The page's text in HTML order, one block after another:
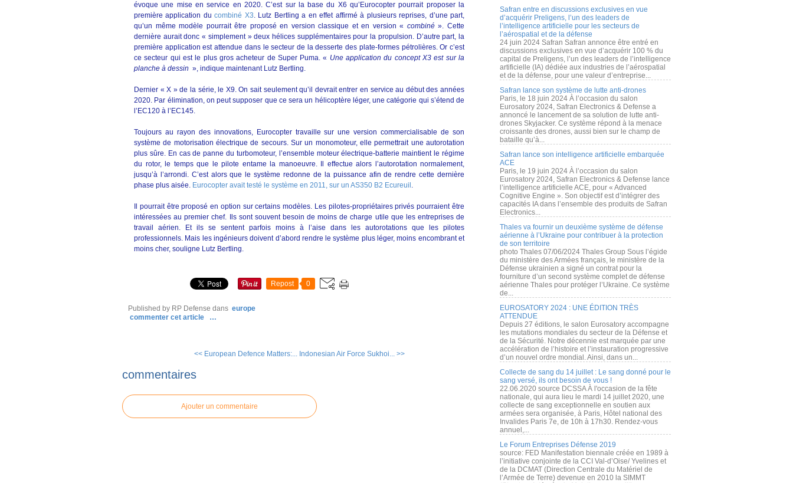
évoque une mise en service en 2020. C’est sur la base du X6 qu’Eurocopter pourrait proposer la
première application ducombiné X3. Lutz Bertling a en effet affirmé à plusieurs reprises, d’une part,
qu’un même modèle pourrait être proposé en version classique et en version « combiné». Cette
dernière aurait donc « simplement » deux hélices supplémentaires pour la propulsion. D’autre part, la
première application est attendue dans le secteur de la desserte des plate-formes pétrolières. Or c’est
ce secteur qui est le plus gros acheteur de Super Puma. « Une application du concept X3 est sur la
planche à dessin », indique maintenant Lutz Bertling.
Dernier « X » de la série, le X9. On sait seulement qu’il devrait entrer en service au début des années
2020. Par élimination, on peut supposer que ce sera un hélicoptère léger, une catégorie qui s’étend de
l’EC120 à l’EC145.
Toujours au rayon des innovations, Eurocopter travaille sur une version commercialisable de son
système de motorisation électrique de secours. Sur un monomoteur, elle permettrait une autorotation
plus sûre. En cas de panne du turbomoteur, l’ensemble moteur électrique-batterie maintient le régime
du rotor, le temps que le pilote entame la manoeuvre. Il effectue alors l’autorotation normalement,
jusqu’à l’arrondi. C’est alors que le système redonne de la puissance afin de rendre cette dernière
phase plus aisée. Eurocopter avait testé le système en 2011, sur un AS350 B2 Ecureuil .
Il pourrait être proposé en option sur certains modèles. Les pilotes-propriétaires privés pourraient être
intéressées au premier chef. Ils sont souvent besoin de moins de charge utile que les entreprises de
travail aérien. Et ils se sentent parfois moins à l’aise dans les autorotations que les pilotes
professionnels. Mais les ingénieurs doivent d’abord rendre le système plus léger, moins encombrant et
moins cher, souligne Lutz Bertling.
Repost 0
Published by RP Defense dans europe
commenter cet article
…
<< European Defence Matters:... Indonesian Air Force Sukhoi... >>
commentaires
Ajouter un commentaire
Safran entre en discussions exclusives en vue
d’acquérir Preligens, l’un des leaders de
l’intelligence artificielle pour les secteurs de
l’aérospatial et de la défense
24 juin 2024 Safran Safran annonce être entré en
discussions exclusives en vue d’acquérir 100 % du
capital de Preligens, l’un des leaders de l’intelligence
artificielle (IA) dédiée aux industries de l’aérospatial
et de la défense, pour une valeur d’entreprise...
Safran lance son système de lutte anti-drones
Paris, le 18 juin 2024 À l’occasion du salon
Eurosatory 2024, Safran Electronics & Defense a
annoncé le lancement de sa solution de lutte anti-
drones Skyjacker. Ce système répond à la menace
croissante des drones, aussi bien sur le champ de
bataille qu’à...
Safran lance son intelligence artificielle embarquée
ACE
Paris, le 19 juin 2024 À l’occasion du salon
Eurosatory 2024, Safran Electronics & Defense lance
l’intelligence artificielle ACE, pour « Advanced
Cognitive Engine ». Son objectif est d’intégrer des
capacités IA dans l’ensemble des produits de Safran
Electronics...
Thales va fournir un deuxième système de défense
aérienne à l’Ukraine pour contribuer à la protection
de son territoire
photo Thales 07/06/2024 Thales Group Sous l’égide
du ministère des Armées français, le ministère de la
Défense ukrainien a signé un contrat pour la
fourniture d’un second système complet de défense
aérienne Thales pour protéger l’Ukraine. Ce système
de...
EUROSATORY 2024 : UNE ÉDITION TRÈS
ATTENDUE
Depuis 27 éditions, le salon Eurosatory accompagne
les mutations mondiales du secteur de la Défense et
de la Sécurité. Notre décennie est marquée par une
accélération de l’histoire et l’instauration progressive
d’un nouvel ordre mondial. Ainsi, dans un...
Collecte de sang du 14 juillet : Le sang donné pour le
sang versé, ils ont besoin de vous !
22.06.2020 source DCSSA À l'occasion de la fête
nationale, qui aura lieu le mardi 14 juillet 2020, une
collecte de sang exceptionnelle en soutien aux
armées sera organisée, à Paris, Hôtel national des
Invalides Paris 7e, de 10h à 17h30. Rendez-vous
annuel,...
Le Forum Entreprises Défense 2019
source: FED Manifestation biennale créée en 1989 à
l’initiative conjointe de la CCI Val-d’Oise/ Yvelines et
de la DCMAT (Direction Centrale du Matériel de
l’Armée de Terre) devenue en 2010 la SIMMT